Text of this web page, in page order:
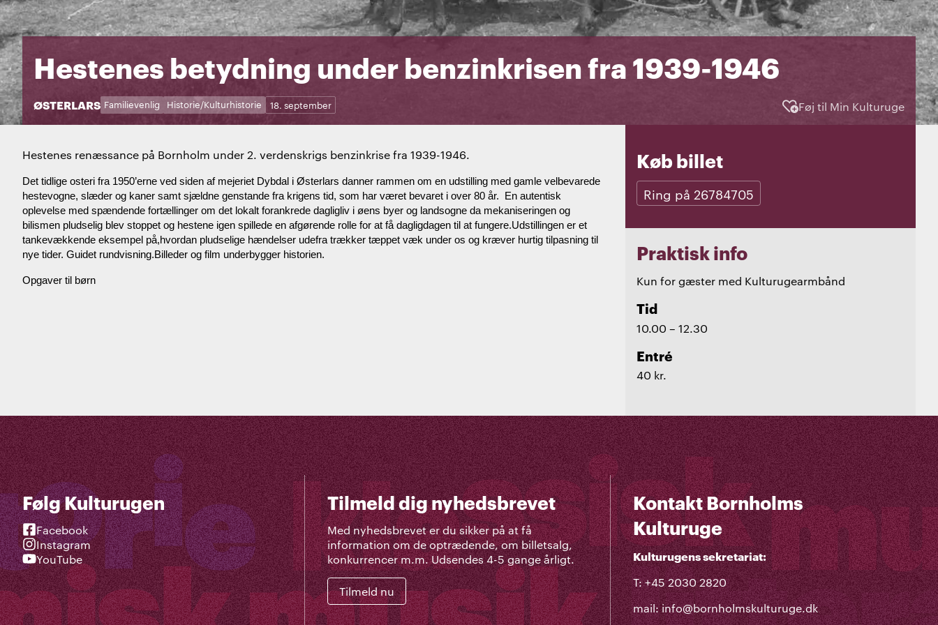
Hestenes betydning under benzinkrisen fra 1939-1946
STED:
ØSTERLARS
Kategorier: Familievenlig Historie/Kulturhistorie
Dage: 18. september Føj til Min Kulturuge
Hestenes renæssance på Bornholm under 2. verdenskrigs benzinkrise fra 1939-1946.
Det tidlige osteri fra 1950’erne ved siden af mejeriet Dybdal i Østerlars danner rammen om en udstilling med gamle velbevarede
hestevogne, slæder og kaner samt sjældne genstande fra krigens tid, som har været bevaret i over 80 år.
En autentisk
oplevelse med spændende fortællinger om det lokalt forankrede dagligliv i øens byer og landsogne da mekaniseringen og
bilismen pludselig blev stoppet og hestene igen spillede en afgørende rolle for at få dagligdagen til at fungere.Udstillingen er et
tankevækkende eksempel på,hvordan pludselige hændelser udefra trækker tæppet væk under os og kræver hurtig tilpasning til
nye tider. Guidet rundvisning.Billeder og film underbygger historien.
Opgaver til børn
Køb billet
Ring på 26784705
Praktisk info
Kun for gæster med Kulturugearmbånd
Tid
10.00 – 12.30
Entré
40 kr.
Følg Kulturugen
Facebook
Instagram
YouTube
Tilmeld dig nyhedsbrevet
Med nyhedsbrevet er du sikker på at få
information om de optrædende, om billetsalg,
konkurrencer m.m. Udsendes 4-5 gange årligt.
Tilmeld nu
Kontakt Bornholms
Kulturuge
Kulturugens sekretariat:
T: +45 2030 2820
mail:info@bornholmskulturuge.dk